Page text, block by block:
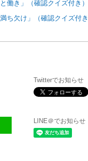
働き」（確認クイズ付き）
ち欠け」（確認クイズ付き
Twitterでお知らせ
LINE＠でお知らせ